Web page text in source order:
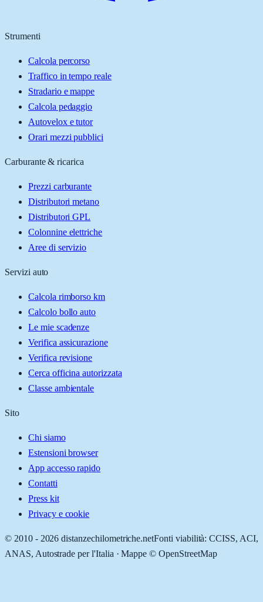
Strumenti
Calcola percorso
Traffico in tempo reale
Stradario e mappe
Calcola pedaggio
Autovelox e tutor
Orari mezzi pubblici
Carburante & ricarica
Prezzi carburante
Distributori metano
Distributori GPL
Colonnine elettriche
Aree di servizio
Servizi auto
Calcola rimborso km
Calcolo bollo auto
Le mie scadenze
Verifica assicurazione
Verifica revisione
Cerca officina autorizzata
Classe ambientale
Sito
Chi siamo
Estensioni browser
App accesso rapido
Contatti
Press kit
Privacy e cookie
© 2010 - 2026 distanzechilometriche.netFonti viabilità: CCISS, ACI,
ANAS, Autostrade per l'Italia · Mappe © OpenStreetMap